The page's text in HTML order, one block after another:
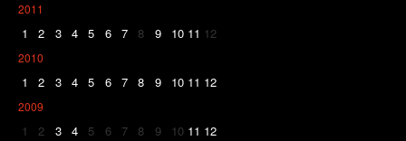
2011
1 2 3 4 5 6 7 8 9 10 11 12
2010
1 2 3 4 5 6 7 8 9 10 11 12
2009
1 2 3 4 5 6 7 8 9 10 11 12